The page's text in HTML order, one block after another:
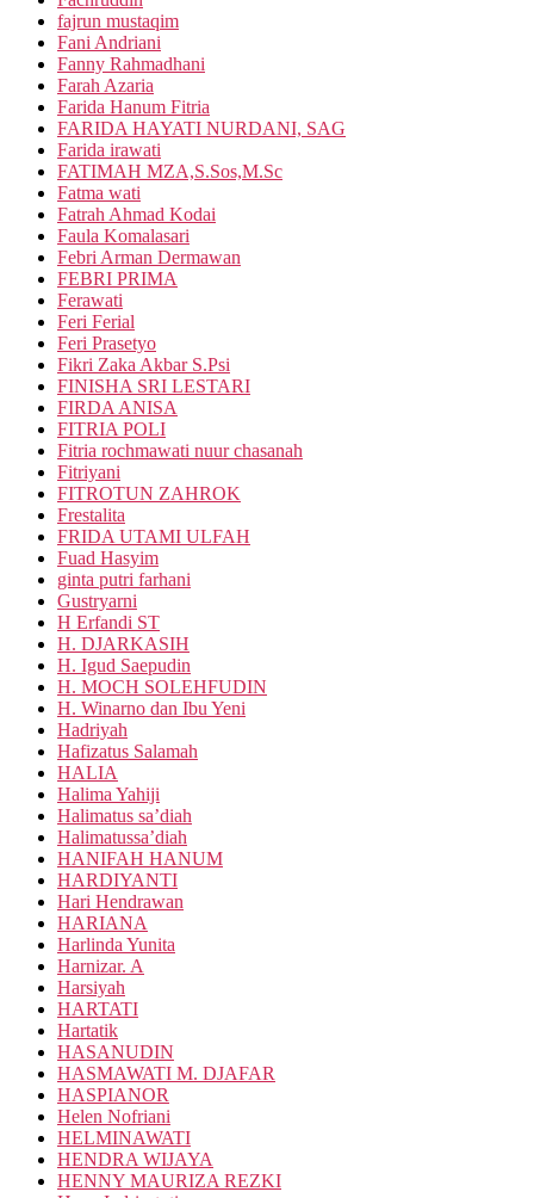
fajrun mustaqim
Fani Andriani
Fanny Rahmadhani
Farah Azaria
Farida Hanum Fitria
FARIDA HAYATI NURDANI, SAG
Farida irawati
FATIMAH MZA,S.Sos,M.Sc
Fatma wati
Fatrah Ahmad Kodai
Faula Komalasari
Febri Arman Dermawan
FEBRI PRIMA
Ferawati
Feri Ferial
Feri Prasetyo
Fikri Zaka Akbar S.Psi
FINISHA SRI LESTARI
FIRDA ANISA
FITRIA POLI
Fitria rochmawati nuur chasanah
Fitriyani
FITROTUN ZAHROK
Frestalita
FRIDA UTAMI ULFAH
Fuad Hasyim
ginta putri farhani
Gustryarni
H Erfandi ST
H. DJARKASIH
H. Igud Saepudin
H. MOCH SOLEHFUDIN
H. Winarno dan Ibu Yeni
Hadriyah
Hafizatus Salamah
HALIA
Halima Yahiji
Halimatus sa’diah
Halimatussa’diah
HANIFAH HANUM
HARDIYANTI
Hari Hendrawan
HARIANA
Harlinda Yunita
Harnizar. A
Harsiyah
HARTATI
Hartatik
HASANUDIN
HASMAWATI M. DJAFAR
HASPIANOR
Helen Nofriani
HELMINAWATI
HENDRA WIJAYA
HENNY MAURIZA REZKI